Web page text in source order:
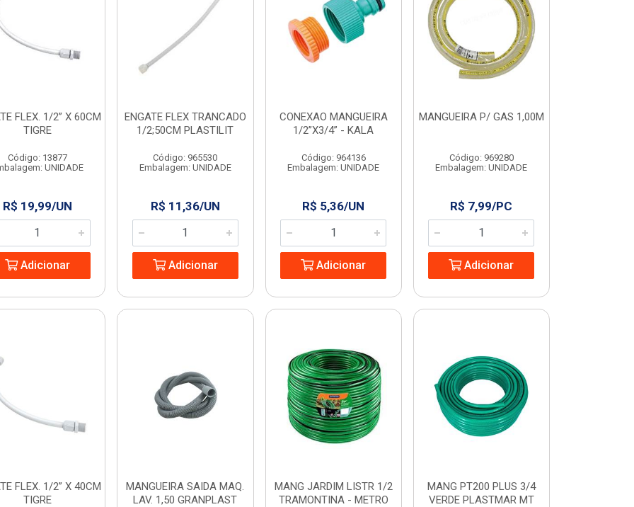
FLEX. 1/2” X 60CM
TIGRE
Código: 13877
UNIDADE
R$ 19,99/UN
Adicionar
ENGATE FLEX TRANCADO
1/2;50CM PLASTILIT
Código: 965530
Embalagem: UNIDADE
R$ 11,36/UN
Adicionar
CONEXAO MANGUEIRA
1/2”X3/4” - KALA
Código: 964136
Embalagem: UNIDADE
R$ 5,36/UN
Adicionar
MANGUEIRA P/ GAS 1,00M
Código: 969280
Embalagem: UNIDADE
R$ 7,99/PC
Adicionar
FLEX. 1/2” X 40CM
TIGRE
MANGUEIRA SAIDA MAQ.
LAV. 1,50 GRANPLAST
MANG JARDIM LISTR 1/2
TRAMONTINA - METRO
MANG PT200 PLUS 3/4
VERDE PLASTMAR MT